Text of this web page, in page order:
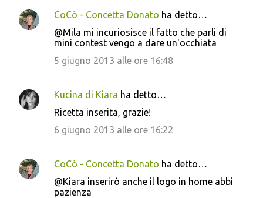
t
i
CoCò - Concetta Donato ha detto…
@Mila mi incuriosisce il fatto che parli di
mini contest vengo a dare un'occhiata
5 giugno 2013 alle ore 16:48
Kucina di Kiara ha detto…
Ricetta inserita, grazie!
6 giugno 2013 alle ore 16:22
CoCò - Concetta Donato ha detto…
@Kiara inserirò anche il logo in home abbi
pazienza